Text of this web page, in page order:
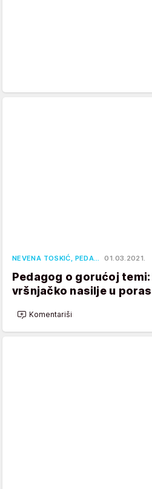
NEVENA TOSKIĆ, PEDA… 01.03.2021.
Pedagog o gorućoj temi:
vršnjačko nasilje u
Komentariši